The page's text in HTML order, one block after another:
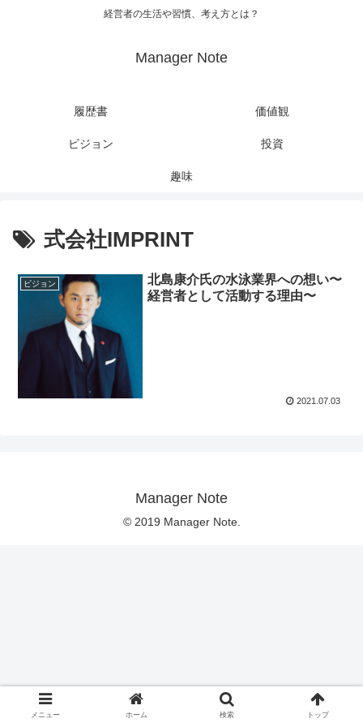
経営者の生活や習慣、考え方とは？
Manager Note
履歴書 価値観
ビジョン 投資
趣味
式会社IMPRINT
ビジョン
北島康介氏の水泳業界への想い〜
経営者として活動する理由〜
2021.07.03
Manager Note
© 2019 Manager Note.
メニュー ホーム 検索 トップ